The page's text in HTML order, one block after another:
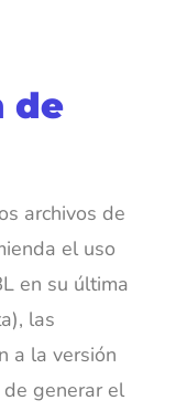
de
archivos de
el uso
en su última
las
a la versión
generar el